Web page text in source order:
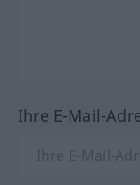
Ihre E-Mail-